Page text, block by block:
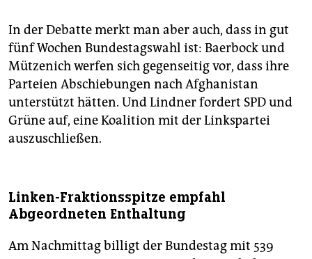
In der Debatte merkt man aber auch, dass in gut
fünf Wochen Bundestagswahl ist: Baerbock und
Mützenich werfen sich gegenseitig vor, dass ihre
Parteien Abschiebungen nach Afghanistan
unterstützt hätten. Und Lindner fordert SPD und
Grüne auf, eine Koalition mit der Linkspartei
auszuschließen.
Linken-Frak­tionsspitze empfahl
Abgeordneten Enthaltung
Am Nachmittag billigt der Bundestag mit 539